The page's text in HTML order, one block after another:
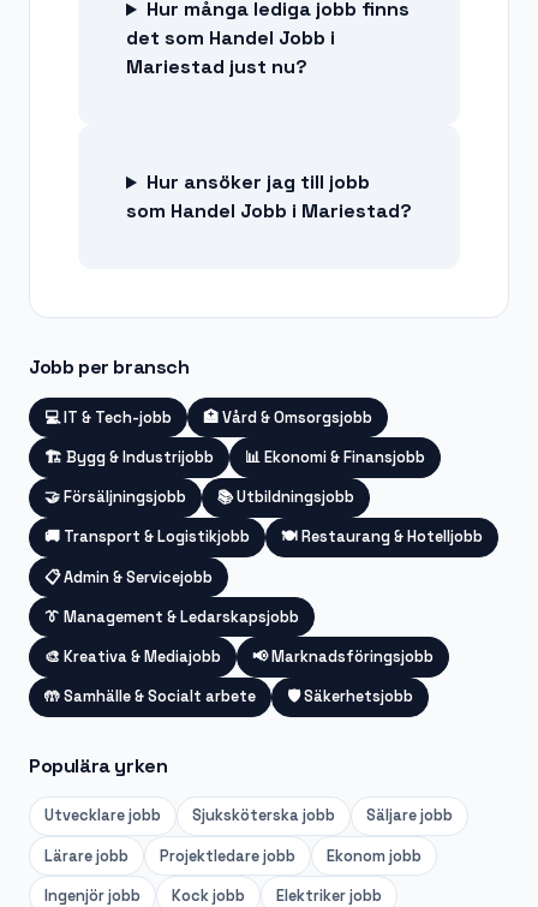
Hur många lediga jobb finns
det som Handel Jobb i
Mariestad just nu?
Hur ansöker jag till jobb
som Handel Jobb i Mariestad?
Jobb per bransch
💻IT & Tech-jobb 🏥Vård & Omsorgsjobb
🏗️ Bygg & Industrijobb 📊Ekonomi & Finansjobb
🤝Försäljningsjobb 📚Utbildningsjobb
🚚 Transport & Logistikjobb 🍽️Restaurang & Hotelljobb
📋Admin & Servicejobb
👔 Management & Ledarskapsjobb
🎨 Kreativa & Mediajobb 📢Marknadsföringsjobb
🤲Samhälle & Socialt arbete 🛡️Säkerhetsjobb
Populära yrken
Utvecklarejobb Sjuksköterskajobb Säljarejobb
Lärarejobb Projektledarejobb Ekonom jobb
Ingenjörjobb Kockjobb Elektrikerjobb